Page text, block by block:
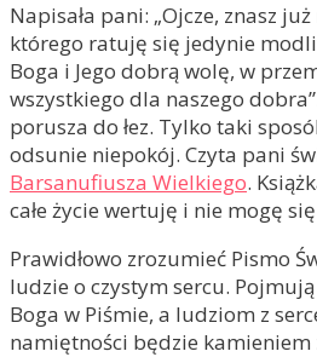
Napisała pani: „Ojcze, znasz
którego ratuję się jedynie
Boga i Jego dobrą wolę, w
wszystkiego dla naszego
porusza do łez. Tylko taki
odsunie niepokój. Czyta pani
Barsanufiusza Wielkiego.
całe życie wertuję i nie mogę
Prawidłowo zrozumieć Pismo
ludzie o czystym sercu.
Boga w Piśmie, a ludziom z
namiętności będzie kamieniem